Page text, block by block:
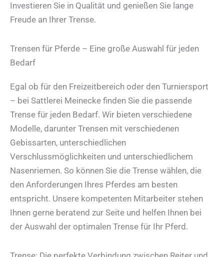
Investieren Sie in Qualität und genießen Sie lange
Freude an Ihrer Trense.
Trensen für Pferde – Eine große Auswahl für jeden
Bedarf
Egal ob für den Freizeitbereich oder den Turniersport
– bei Sattlerei Meinecke finden Sie die passende
Trense für jeden Bedarf. Wir bieten verschiedene
Modelle, darunter Trensen mit verschiedenen
Gebissarten, unterschiedlichen
Verschlussmöglichkeiten und unterschiedlichem
Nasenriemen. So können Sie die Trense wählen, die
den Anforderungen Ihres Pferdes am besten
entspricht. Unsere kompetenten Mitarbeiter stehen
Ihnen gerne beratend zur Seite und helfen Ihnen bei
der Auswahl der optimalen Trense für Ihr Pferd.